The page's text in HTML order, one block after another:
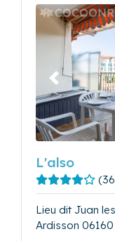
Précédent
L'also
Lieu dit Juan
Ardisson